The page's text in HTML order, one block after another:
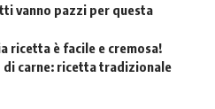
vanno pazzi per questa
ricetta è facile e cremosa!
carne: ricetta tradizionale